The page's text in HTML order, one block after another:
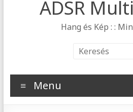
ADSR
Hang és Kép : :
Menu